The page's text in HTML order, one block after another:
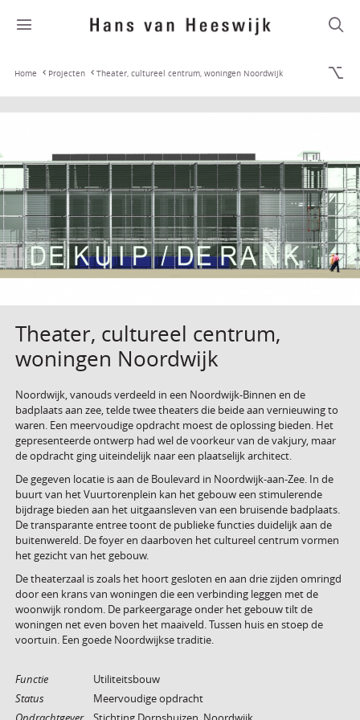
Home Projecten Theater, cultureel centrum, woningen Noordwijk
Theater, cultureel centrum,
woningen Noordwijk
Noordwijk, vanouds verdeeld in een Noordwijk-Binnen en de
badplaats aan zee, telde twee theaters die beide aan vernieuwing to
waren. Een meervoudige opdracht moest de oplossing bieden. Het
gepresenteerde ontwerp had wel de voorkeur van de vakjury, maar
de opdracht ging uiteindelijk naar een plaatselijk architect.
De gegeven locatie is aan de Boulevard in Noordwijk-aan-Zee. In de
buurt van het Vuurtorenplein kan het gebouw een stimulerende
bijdrage bieden aan het uitgaansleven van een bruisende badplaats.
De transparante entree toont de publieke functies duidelijk aan de
buitenwereld. De foyer en daarboven het cultureel centrum vormen
het gezicht van het gebouw.
De theaterzaal is zoals het hoort gesloten en aan drie zijden omringd
door een krans van woningen die een verbinding leggen met de
woonwijk rondom. De parkeergarage onder het gebouw tilt de
woningen net even boven het maaiveld. Tussen huis en stoep de
voortuin. Een goede Noordwijkse traditie.
Functie
Utiliteitsbouw
Status
Meervoudige opdracht